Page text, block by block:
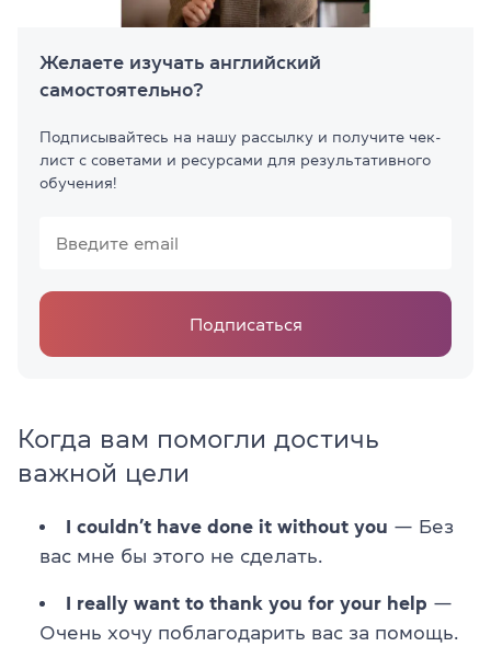
Желаете изучать английский
самостоятельно?
Подписывайтесь на нашу рассылку и получите чек-
лист с советами и ресурсами для результативного
обучения!
Подписаться
Когда вам помогли достичь
важной цели
I couldn’t have done it without you — Без
вас мне бы этого не сделать.
I really want to thank you for your help —
Очень хочу поблагодарить вас за помощь.